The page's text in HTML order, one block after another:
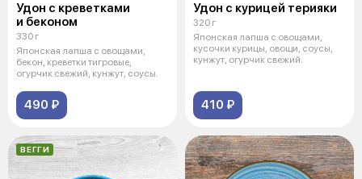
Удон с креветками
и беконом
330 г
Японская лапша с овощами,
бекон, креветки тигровые,
огурчик свежий, кунжут, соусы.
490 ₽
Удон с курицей терияки
320 г
Японская лапша с овощами,
кусочки курицы, овощи, соусы,
кунжут, огурчик свежий.
410 ₽
ВЕГГИ